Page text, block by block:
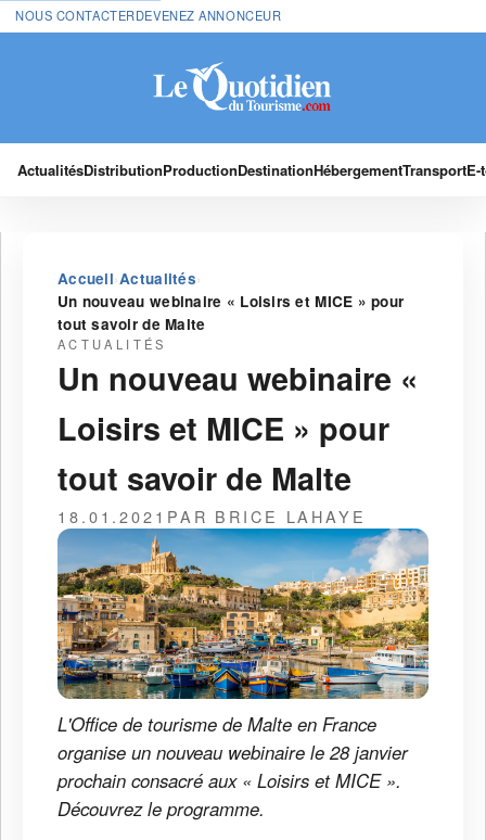
NOUS CONTACTERDEVENEZ ANNONCEUR
ActualitésDistributionProductionDestinationHébergementTransport
Accueil›Actualités›
Un nouveau webinaire « Loisirs et MICE » pour
tout savoir de Malte
ACTUALITÉS
Un nouveau webinaire «
Loisirs et MICE » pour
tout savoir de Malte
18.01.2021 PAR BRICE LAHAYE
L'Office de tourisme de Malte en France
organise un nouveau webinaire le 28 janvier
prochain consacré aux « Loisirs et MICE ».
Découvrez le programme.